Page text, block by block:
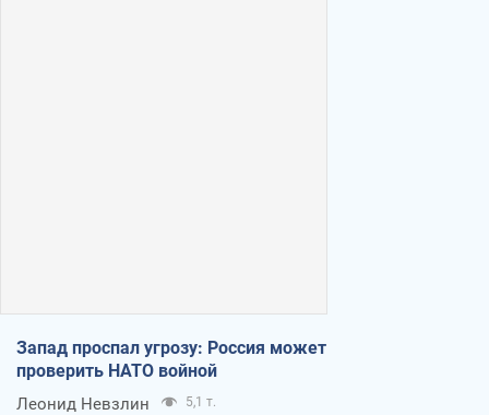
Запад проспал угрозу: Россия может
проверить НАТО войной
Леонид Невзлин 5,1 т.